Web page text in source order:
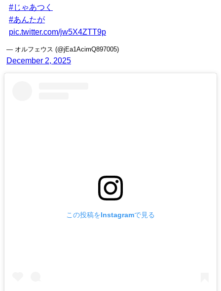
#じゃあつく
#あんたが
pic.twitter.com/jw5X4ZTT9p
— オルフェウス (@jEa1AcimQ897005)
December 2, 2025
この投稿をInstagramで見る